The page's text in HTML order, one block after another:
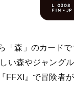
「森」のカードで
い森やジャング
FFXI』で冒険者